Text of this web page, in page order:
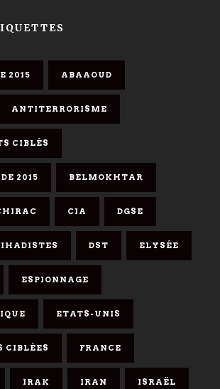
2015 ABAAOUD
ANTITERRORISME
CIBLÉS
2015 BELMOKHTAR
CIA DGSE
DST ELYSÉE
ESPIONNAGE
ETATS-UNIS
CIBLÉES FRANCE
IRAK IRAN ISRAËL